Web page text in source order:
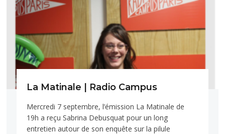
La Matinale | Radio Campus
Mercredi 7 septembre, l’émission La Matinale de
19h a reçu Sabrina Debusquat pour un long
entretien autour de son enquête sur la pilule